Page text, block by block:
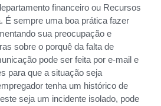
financeiro ou Recursos
É sempre uma boa prática fazer
sua preocupação e
sobre o porquê da falta de
pode ser feita por e-mail e
para que a situação seja
tenha um histórico de
seja um incidente isolado, pode